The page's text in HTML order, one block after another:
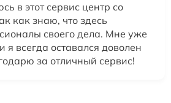
в этот сервис центр со
как знаю, что здесь
своего дела. Мне уже
я всегда оставался доволен
за отличный сервис!